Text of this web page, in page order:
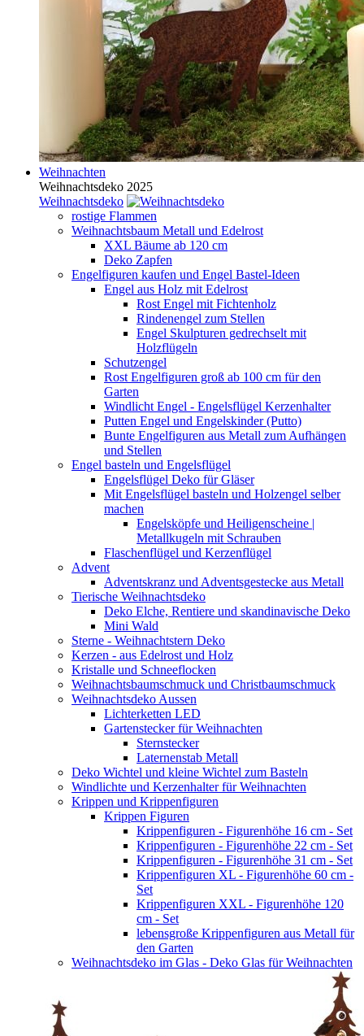
Weihnachten
Weihnachtsdeko 2025
Weihnachtsdeko
rostige Flammen
Weihnachtsbaum Metall und Edelrost
XXL Bäume ab 120 cm
Deko Zapfen
Engelfiguren kaufen und Engel Bastel-Ideen
Engel aus Holz mit Edelrost
Rost Engel mit Fichtenholz
Rindenengel zum Stellen
Engel Skulpturen gedrechselt mit
Holzflügeln
Schutzengel
Rost Engelfiguren groß ab 100 cm für den
Garten
Windlicht Engel - Engelsflügel Kerzenhalter
Putten Engel und Engelskinder (Putto)
Bunte Engelfiguren aus Metall zum Aufhängen
und Stellen
Engel basteln und Engelsflügel
Engelsflügel Deko für Gläser
Mit Engelsflügel basteln und Holzengel selber
machen
Engelsköpfe und Heiligenscheine |
Metallkugeln mit Schrauben
Flaschenflügel und Kerzenflügel
Advent
Adventskranz und Adventsgestecke aus Metall
Tierische Weihnachtsdeko
Deko Elche, Rentiere und skandinavische Deko
Mini Wald
Sterne - Weihnachtstern Deko
Kerzen - aus Edelrost und Holz
Kristalle und Schneeflocken
Weihnachtsbaumschmuck und Christbaumschmuck
Weihnachtsdeko Aussen
Lichterketten LED
Gartenstecker für Weihnachten
Sternstecker
Laternenstab Metall
Deko Wichtel und kleine Wichtel zum Basteln
Windlichte und Kerzenhalter für Weihnachten
Krippen und Krippenfiguren
Krippen Figuren
Krippenfiguren - Figurenhöhe 16 cm - Set
Krippenfiguren - Figurenhöhe 22 cm - Set
Krippenfiguren - Figurenhöhe 31 cm - Set
Krippenfiguren XL - Figurenhöhe 60 cm -
Set
Krippenfiguren XXL - Figurenhöhe 120
cm - Set
lebensgroße Krippenfiguren aus Metall für
den Garten
Weihnachtsdeko im Glas - Deko Glas für Weihnachten